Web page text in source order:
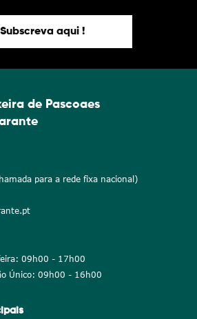
Subscreva aqui !
de Pascoaes
para a rede fixa nacional)
09h00 - 17h00
Único: 09h00 - 16h00